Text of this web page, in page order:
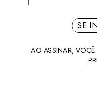
SE
AO ASSINAR,